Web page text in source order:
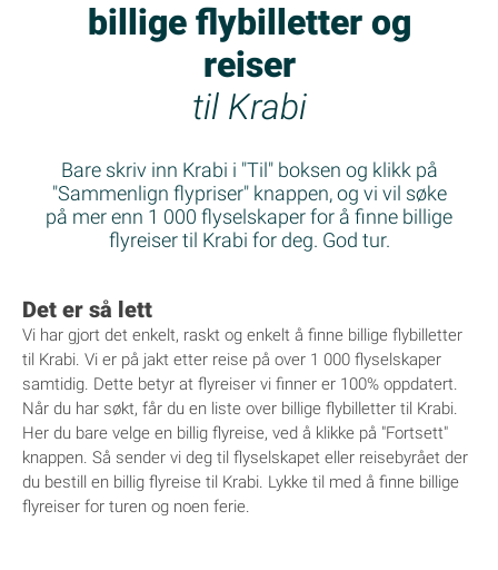
billige flybilletter og
reiser
til Krabi
Bare skriv inn Krabi i "Til" boksen og klikk på
"Sammenlign flypriser" knappen, og vi vil søke
på mer enn 1 000 flyselskaper for å finne billige
flyreiser til Krabi for deg. God tur.
Det er så lett
Vi har gjort det enkelt, raskt og enkelt å finne billige flybilletter
til Krabi. Vi er på jakt etter reise på over 1 000 flyselskaper
samtidig. Dette betyr at flyreiser vi finner er 100% oppdatert.
Når du har søkt, får du en liste over billige flybilletter til Krabi.
Her du bare velge en billig flyreise, ved å klikke på "Fortsett"
knappen. Så sender vi deg til flyselskapet eller reisebyrået der
du bestill en billig flyreise til Krabi. Lykke til med å finne billige
flyreiser for turen og noen ferie.